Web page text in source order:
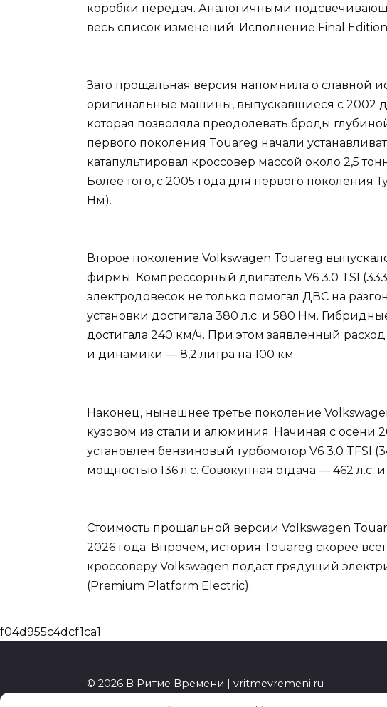
коробки передач. Аналогичными
весь список изменений. Исполнение Final
Зато прощальная версия напомнила о славной
оригинальные машины, выпускавшиеся с 2002
которая позволяла преодолевать броды
первого поколения Touareg начали
катапультировал кроссовер массой около 2,5
Более того, с 2005 года для первого поколения
Нм).
Второе поколение Volkswagen Touareg
фирмы. Компрессорный двигатель V6 3.0 TSI
электродовесок не только помогал ДВС на
установки достигала 380 л.с. и 580 Нм.
достигала 240 км/ч. При этом заявленный
и динамики — 8,2 литра на 100 км.
Наконец, нынешнее третье поколение
кузовом из стали и алюминия. Начиная с осени
установлен бензиновый турбомотор V6 3.0 TFSI
мощностью 136 л.с. Совокупная отдача — 462
Стоимость прощальной версии Volkswagen
2026 года. Впрочем, история Touareg скорее
кроссоверу Volkswagen подаст грядущий
(Premium Platform Electric).
© 2026 В Ритме Времени | vritmevremeni.ru
f04d955c4dcf1ca1